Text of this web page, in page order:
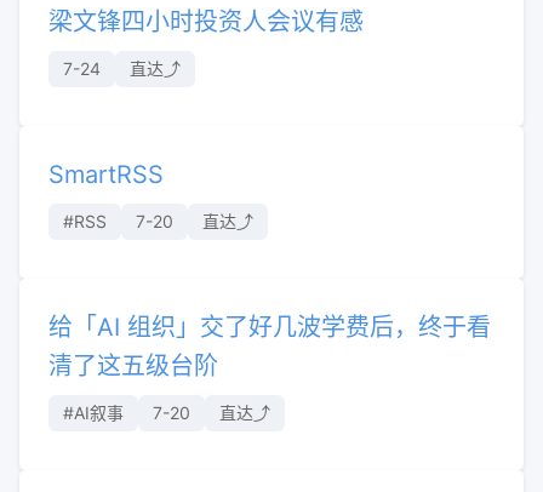
梁文锋四小时投资人会议有感
7-24 直达⤴︎
SmartRSS
#RSS 7-20 直达⤴︎
给「AI 组织」交了好几波学费后，终于看
清了这五级台阶
#AI叙事 7-20 直达⤴︎